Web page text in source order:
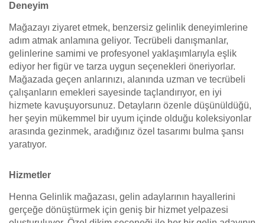
Deneyim
Mağazayı ziyaret etmek, benzersiz gelinlik deneyimlerine
adım atmak anlamına geliyor. Tecrübeli danışmanlar,
gelinlerine samimi ve profesyonel yaklaşımlarıyla eşlik
ediyor her figür ve tarza uygun seçenekleri öneriyorlar.
Mağazada geçen anlarınızı, alanında uzman ve tecrübeli
çalışanların emekleri sayesinde taçlandırıyor, en iyi
hizmete kavuşuyorsunuz. Detayların özenle düşünüldüğü,
her şeyin mükemmel bir uyum içinde olduğu koleksiyonlar
arasında gezinmek, aradığınız özel tasarımı bulma şansı
yaratıyor.
Hizmetler
Henna Gelinlik mağazası, gelin adaylarının hayallerini
gerçeğe dönüştürmek için geniş bir hizmet yelpazesi